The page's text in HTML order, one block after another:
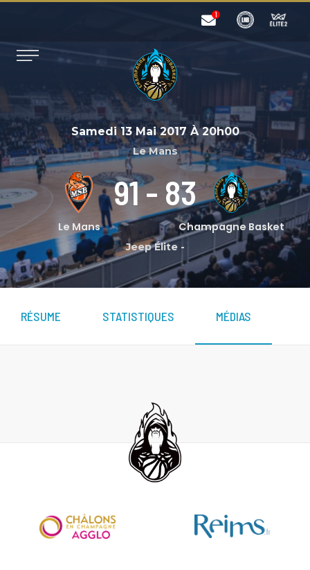
Samedi 13 Mai 2017 À 20h00
Le Mans
Champagne Basket
83
-
91
Le Mans
Jeep Élite-
RÉSUME STATISTIQUES MÉDIAS